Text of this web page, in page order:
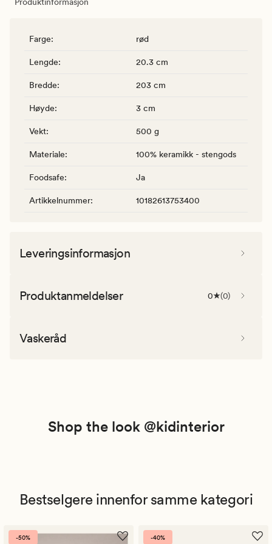
Farge: rød
Lengde: 20.3 cm
Bredde: 203 cm
Høyde: 3 cm
Vekt: 500 g
Materiale: 100% keramikk - stengods
Foodsafe: Ja
Artikkelnummer: 10182613753400
Leveringsinformasjon
Produktanmeldelser 0 (0)
Vaskeråd
Shop the look @kidinterior
Bestselgere innenfor samme kategori
-50% -40%